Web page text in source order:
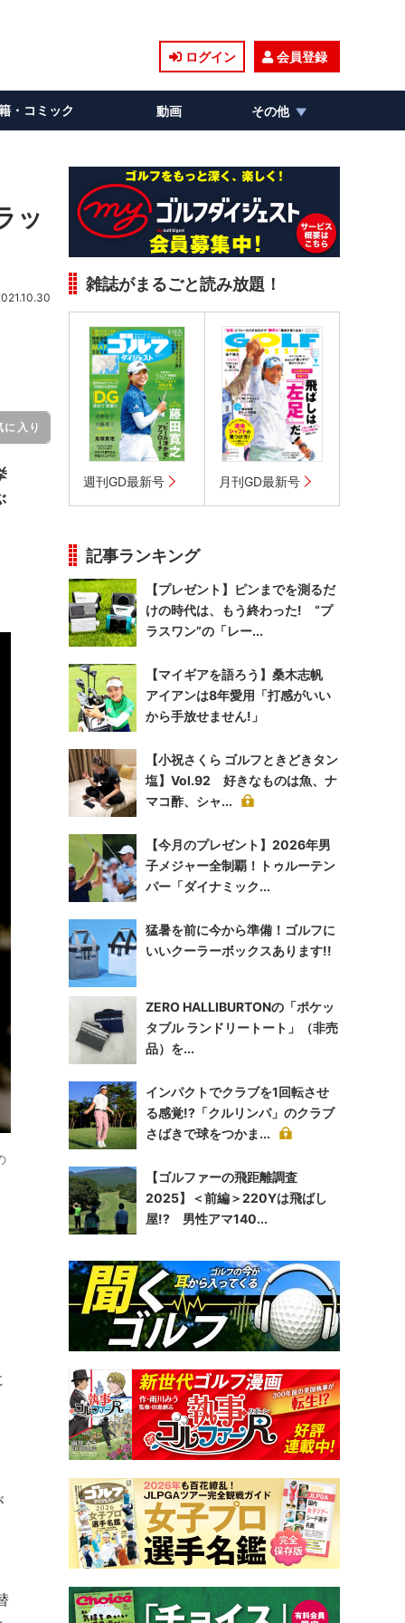
ログイン 会員登録
・コミック 動画 その他
ッ
に入り
雑誌がまるごと読み放題！
週刊GD最新号 月刊GD最新号
記事ランキング
【プレゼント】ピンまでを測るだ
けの時代は、もう終わった! “プ
ラスワン”の「レー...
【マイギアを語ろう】桑木志帆
アイアンは8年愛用「打感がいい
から手放せません!」
【小祝さくら ゴルフときどきタン
塩】Vol.92 好きなものは魚、ナ
マコ酢、シャ...
【今月のプレゼント】2026年男
子メジャー全制覇！トゥルーテン
パー「ダイナミック...
猛暑を前に今から準備！ゴルフに
いいクーラーボックスあります!!
ZERO HALLIBURTONの「ポケッ
タブル ランドリートート」（非売
品）を...
インパクトでクラブを1回転させ
る感覚!?「クルリンパ」のクラブ
さばきで球をつかま...
【ゴルファーの飛距離調査
2025】＜前編＞220Yは飛ばし
屋!? 男性アマ140...